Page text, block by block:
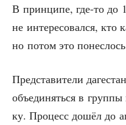
В прин­ци­пе, где-то до
не инте­ре­со­вал­ся, кто
но потом это
Пред­ста­ви­те­ли
объ­еди­нять­ся в
ку. Про­цесс дошёл до